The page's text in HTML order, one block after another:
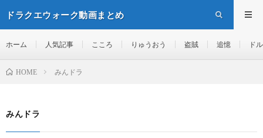
ドラクエウォーク動画まとめ
ホーム 人気記事 こころ りゅうおう 盗賊 追憶 ド
HOME みんドラ
みんドラ